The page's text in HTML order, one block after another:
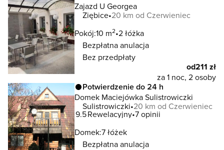
Zajazd U Georgea
Ziębice 20 km od Czerwieniec
Pokój:10 m2 2 łóżka
Bezpłatna anulacja
Bez przedpłaty
od211 zł
za 1 noc, 2 osoby
Potwierdzenie do 24 h
Domek Maciejówka Sulistrowiczki
Sulistrowiczki 20 km od Czerwieniec
9.5Rewelacyjny 7 opinii
Domek:7 łóżek
Bezpłatna anulacja